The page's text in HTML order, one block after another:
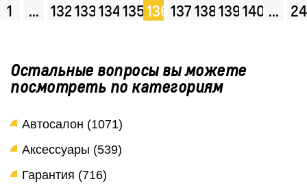
1 ... 132133134135136 137138139140 ...
Остальные вопросы вы можете
посмотреть по категориям
Автосалон (1071)
Аксессуары (539)
Гарантия (716)